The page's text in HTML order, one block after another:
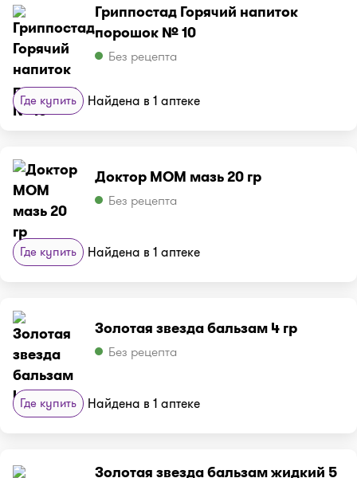
Гриппостад Горячий напиток
порошок № 10
Без рецепта
Где купить Найдена в 1 аптеке
Доктор МОМ мазь 20 гр
Без рецепта
Где купить Найдена в 1 аптеке
Золотая звезда бальзам 4 гр
Без рецепта
Где купить Найдена в 1 аптеке
Золотая звезда бальзам жидкий 5